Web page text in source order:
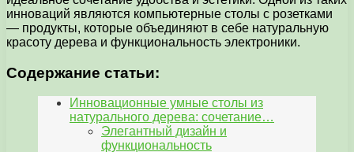
инноваций являются компьютерные столы с розетками
— продукты, которые объединяют в себе натуральную
красоту дерева и функциональность электроники.
Содержание статьи:
Инновационные умные столы из
натурального дерева: сочетание…
Элегантный дизайн и
функциональность